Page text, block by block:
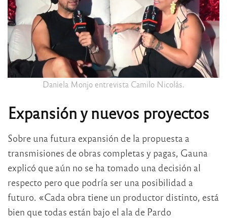
Daniela Monjo entrevista Camilo Nicolás.
Expansión y nuevos proyectos
Sobre una futura expansión de la propuesta a
transmisiones de obras completas y pagas, Gauna
explicó que aún no se ha tomado una decisión al
respecto pero que podría ser una posibilidad a
futuro. «Cada obra tiene un productor distinto, está
bien que todas están bajo el ala de Pardo